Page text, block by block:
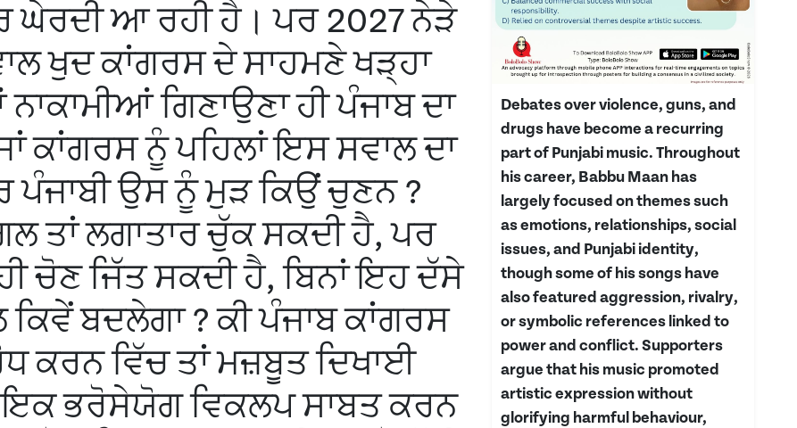
ਘੇਰਦੀ ਆ ਰਹੀ ਹੈ। ਪਰ 2027 ਨੇੜੇ
ਖੁਦ ਕਾਂਗਰਸ ਦੇ ਸਾਹਮਣੇ ਖੜ੍ਹਾ
ਗਿਣਾਉਣਾ ਹੀ ਪੰਜਾਬ ਦਾ
ਕਾਂਗਰਸ ਨੂੰ ਪਹਿਲਾਂ ਇਸ ਸਵਾਲ ਦਾ
ਪੰਜਾਬੀ ਉਸ ਨੂੰ ਮੁੜ ਕਿਉਂ ਚੁਣਨ ?
ਤਾਂ ਲਗਾਤਾਰ ਚੁੱਕ ਸਕਦੀ ਹੈ, ਪਰ
ਚੋਣ ਜਿੱਤ ਸਕਦੀ ਹੈ, ਬਿਨਾਂ ਇਹ ਦੱਸੇ
ਕਿਵੇਂ ਬਦਲੇਗਾ ? ਕੀ ਪੰਜਾਬ ਕਾਂਗਰਸ
ਕਰਨ ਵਿੱਚ ਤਾਂ ਮਜ਼ਬੂਤ ਦਿਖਾਈ
ਭਰੋਸੇਯੋਗ ਵਿਕਲਪ ਸਾਬਤ ਕਰਨ
Debates over violence, guns, and
drugs have become a recurring
part of Punjabi music. Throughout
his career, Babbu Maan has
largely focused on themes such
as emotions, relationships, social
issues, and Punjabi identity,
though some of his songs have
also featured aggression, rivalry,
or symbolic references linked to
power and conflict. Supporters
argue that his music promoted
artistic expression without
glorifying harmful behaviour,